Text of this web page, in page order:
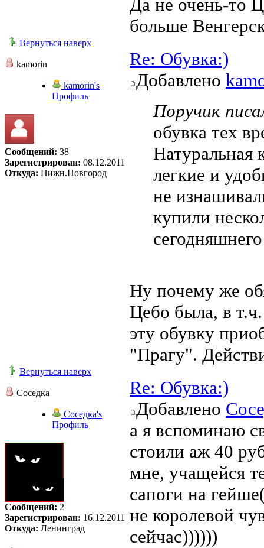
Да не очень-то
больше
Вернуться наверх
kamorin
kamorin's
Профиль
Сообщений: 38
Зарегистрирован: 08.12.2011
Откуда: Нижн.Новгород
Re: Обувка:)
Добавлено
Поручик
обувка тех
Натуральная
легкие и
не
купили
Ну почему же
Цебо была, в
эту обувку
"Прагу".
Вернуться наверх
Соседка
Соседка's
Профиль
Сообщений: 2
Зарегистрирован: 16.12.2011
Откуда: Ленинград
Re: Обувка:)
Добавлено
а я вспоминаю
стоили аж 40
мне, учащейся
сапоги на
не королевой
сейчас))))))